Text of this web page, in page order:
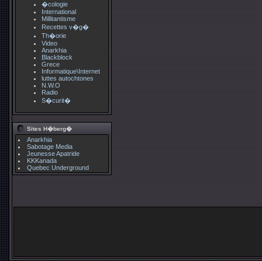
�cologie
International
Millitantisme
Recettes v�g�
Th�orie
Video
Anarkhia
Blackblock
Grece
Informatique\Internet
luttes autochtones
N.W.O
Radio
S�curit�
Sites H�berg�
Anarkhia
Sabotage Media
Jeunesse Apatride
KKKanada
Quebec Underground